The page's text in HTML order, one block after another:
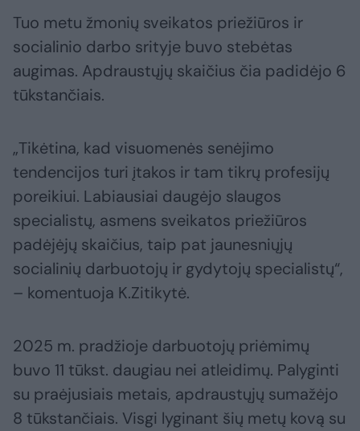
Tuo metu žmonių sveikatos priežiūros ir
socialinio darbo srityje buvo stebėtas
augimas. Apdraustųjų skaičius čia padidėjo 6
tūkstančiais.
„Tikėtina, kad visuomenės senėjimo
tendencijos turi įtakos ir tam tikrų profesijų
poreikiui. Labiausiai daugėjo slaugos
specialistų, asmens sveikatos priežiūros
padėjėjų skaičius, taip pat jaunesniųjų
socialinių darbuotojų ir gydytojų specialistų“,
– komentuoja K.Zitikytė.
2025 m. pradžioje darbuotojų priėmimų
buvo 11 tūkst. daugiau nei atleidimų. Palyginti
su praėjusiais metais, apdraustųjų sumažėjo
8 tūkstančiais. Visgi lyginant šių metų kovą su